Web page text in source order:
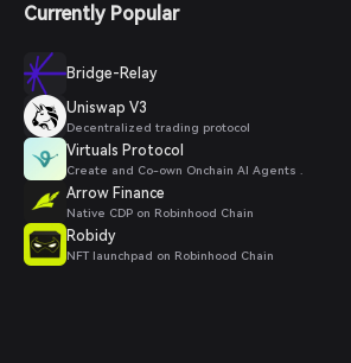
Currently Popular
Bridge-Relay
Uniswap V3
Decentralized trading protocol
Virtuals Protocol
Create and Co-own Onchain AI Agents .
Arrow Finance
Native CDP on Robinhood Chain
Robidy
NFT launchpad on Robinhood Chain